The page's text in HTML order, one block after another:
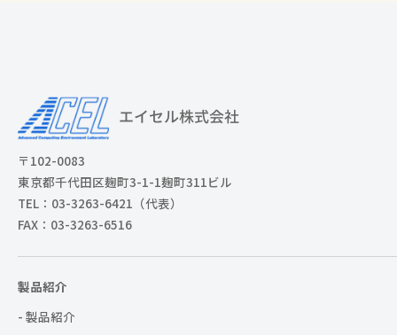
〒102-0083
東京都千代田区麹町3-1-1麹町311ビル
TEL：03-3263-6421（代表）
FAX：03-3263-6516
製品紹介
- 製品紹介